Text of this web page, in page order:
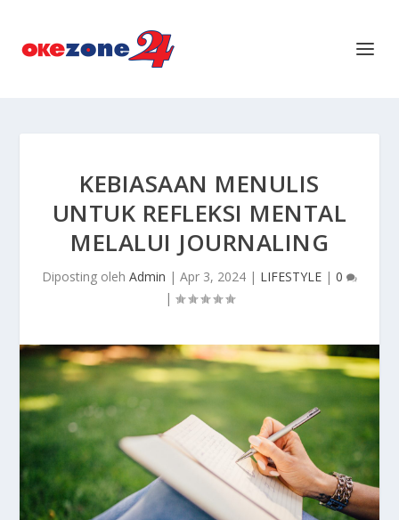
KEBIASAAN MENULIS
UNTUK REFLEKSI MENTAL
MELALUI JOURNALING
Diposting oleh Admin | Apr 3, 2024 | LIFESTYLE | 0
|